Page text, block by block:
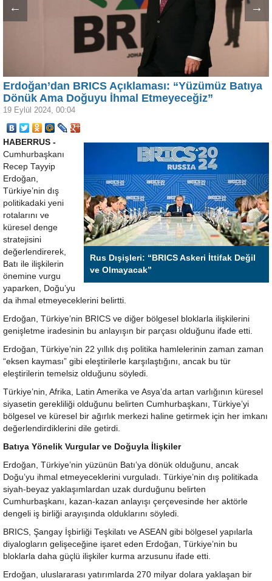
← →
Erdoğan’dan BRICS Açıklaması: “Yüzümüz Batıya
Dönük Ama Doğuyu İhmal Etmeyeceğiz”
19 Eylül 2024, 00:04
Rus Dışişleri: “BRICS Askeri İttifak Değil
ve Olmayacak”
HABERRUS -
Cumhurbaşkanı
Recep Tayyip
Erdoğan,
Türkiye’nin dış
politikadaki yeni
rotalarını ve
küresel denge
stratejisini
değerlendirerek,
Batı ile ilişkilerin
önemine vurgu
yaparken, Doğu’yu
da ihmal etmeyeceklerini belirtti.
Erdoğan, Türkiye’nin BRICS ve diğer bölgesel bloklarla ilişkilerini
genişletme iradesinin bu anlayışın bir parçası olduğunu ifade etti.
Erdoğan, Türkiye’nin 22 yıllık dış politika hamlelerinin zaman zaman
“eksen kayması” gibi eleştirilerle karşılaştığını, ancak bu tür
eleştirilerin temelsiz olduğunu söyledi.
Türkiye’nin, Afrika, Latin Amerika ve Asya’da artan varlığının küresel
siyasetin gerekliliği olduğunu belirten Cumhurbaşkanı, Türkiye’yi
bölgesel ve küresel bir ağırlık merkezi haline getirmek için her imkanı
değerlendirdiklerini dile getirdi.
Batıya Yönelik Vurgular ve Doğuyla İlişkiler
Erdoğan, Türkiye’nin yüzünün Batı’ya dönük olduğunu, ancak
Doğu’yu ihmal etmeyeceklerini vurguladı. Türkiye’nin dış politikada
siyah-beyaz yaklaşımlardan uzak durduğunu belirten
Cumhurbaşkanı, kazan-kazan anlayışı çerçevesinde her aktörle
dengeli iş birliği arayışında olduklarını söyledi.
BRICS, Şangay İşbirliği Teşkilatı ve ASEAN gibi bölgesel yapılarla
diyalogların gelişeceğine işaret eden Erdoğan, Türkiye’nin bu
bloklarla daha güçlü ilişkiler kurma arzusunu ifade etti.
Erdoğan, uluslararası yatırımlarda 270 milyar dolara yaklaşan bir